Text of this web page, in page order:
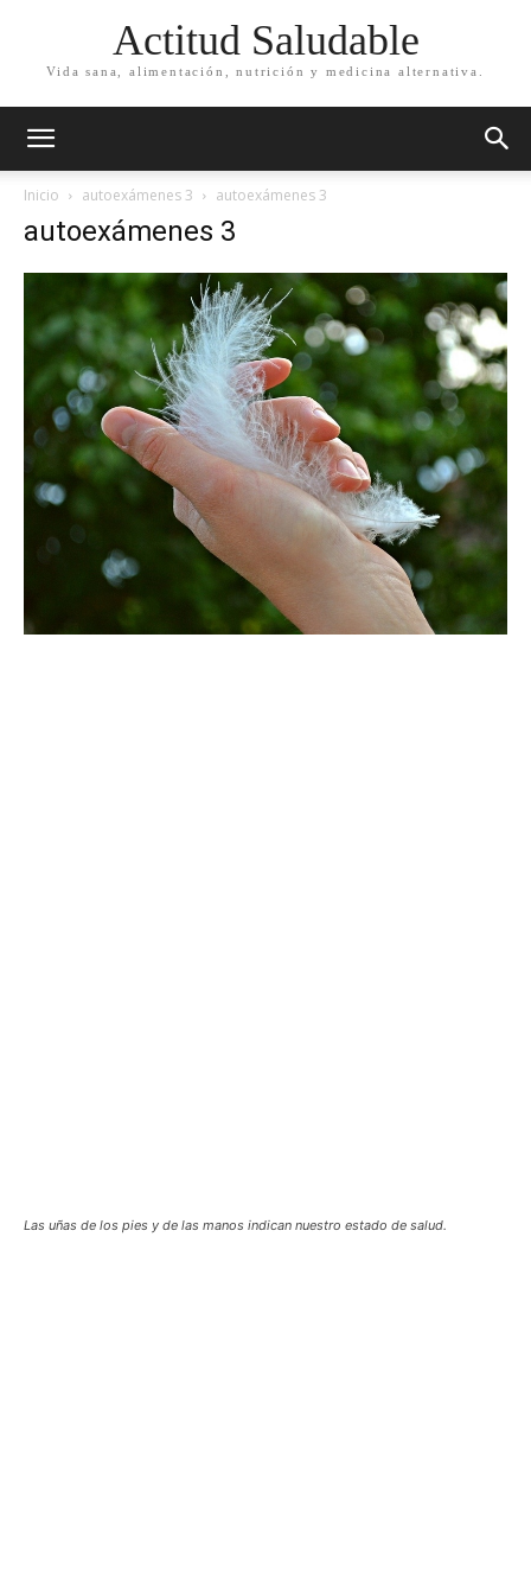
Actitud Saludable
Vida sana, alimentación, nutrición y medicina alternativa.
Inicio autoexámenes 3 autoexámenes 3
autoexámenes 3
Las uñas de los pies y de las manos indican nuestro estado de salud.